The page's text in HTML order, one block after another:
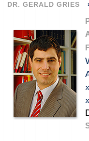
DR. GERALD GRIES